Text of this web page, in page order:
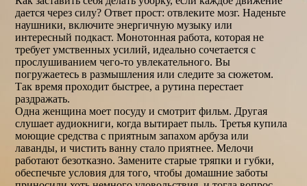
дается через силу? Ответ прост: отвлеките мозг. Наденьте
наушники, включите энергичную музыку или
интересный подкаст. Монотонная работа, которая не
требует умственных усилий, идеально сочетается с
прослушиванием чего-то увлекательного. Вы
погружаетесь в размышления или следите за сюжетом.
Так время проходит быстрее, а рутина перестает
раздражать.
Одна женщина моет посуду и смотрит фильм. Другая
слушает аудиокниги, когда вытирает пыль. Третья купила
моющие средства с приятным запахом арбуза или
лаванды, и чистить ванну стало приятнее. Мелочи
работают безотказно. Замените старые тряпки и губки,
обеспечьте условия для того, чтобы домашние заботы